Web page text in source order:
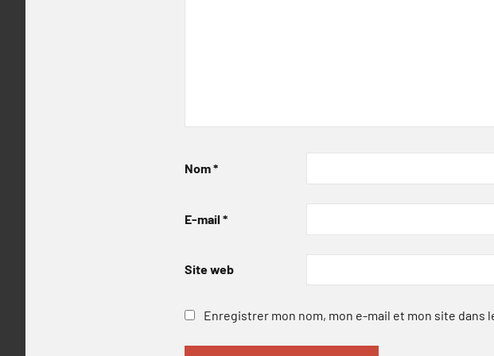
Nom*
E-mail *
Site web
Enregistrer mon nom, mon e-mail et mon site dans